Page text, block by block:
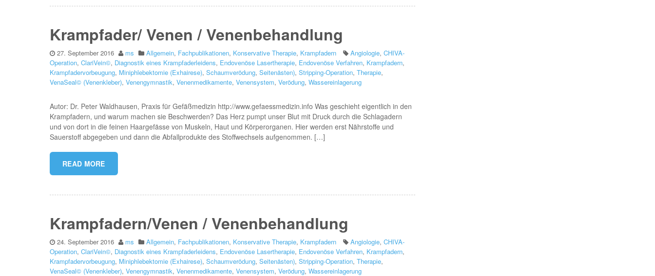
Krampfader/ Venen / Venenbehandlung
27. September 2016 ms Allgemein, Fachpublikationen, Konservative Therapie, Krampfadern Angiologie, CHIVA-
Operation, ClariVein©, Diagnostik eines Krampfaderleidens, Endovenöse Lasertherapie, Endovenöse Verfahren, Krampfadern,
Krampfadervorbeugung, Miniphlebektomie (Exhairese), Schaumverödung, Seitenästen), Stripping-Operation, Therapie,
VenaSeal© (Venenkleber), Venengymnastik, Venenmedikamente, Venensystem, Verödung, Wassereinlagerung
Autor: Dr. Peter Waldhausen, Praxis für Gefäßmedizin http://www.gefaessmedizin.info Was geschieht eigentlich in den
Krampfadern, und warum machen sie Beschwerden? Das Herz pumpt unser Blut mit Druck durch die Schlagadern
und von dort in die feinen Haargefässe von Muskeln, Haut und Körperorganen. Hier werden erst Nährstoffe und
Sauerstoff abgegeben und dann die Abfallprodukte des Stoffwechsels aufgenommen. […]
READ MORE
Krampfadern/Venen / Venenbehandlung
24. September 2016 ms Allgemein, Fachpublikationen, Konservative Therapie, Krampfadern Angiologie, CHIVA-
Operation, ClariVein©, Diagnostik eines Krampfaderleidens, Endovenöse Lasertherapie, Endovenöse Verfahren, Krampfadern,
Krampfadervorbeugung, Miniphlebektomie (Exhairese), Schaumverödung, Seitenästen), Stripping-Operation, Therapie,
VenaSeal© (Venenkleber), Venengymnastik, Venenmedikamente, Venensystem, Verödung, Wassereinlagerung